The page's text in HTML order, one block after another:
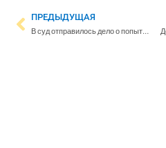
ПРЕДЫДУЩАЯ
В суд отправилось дело о попытке незаконного пересечения границы в районе Светогорска